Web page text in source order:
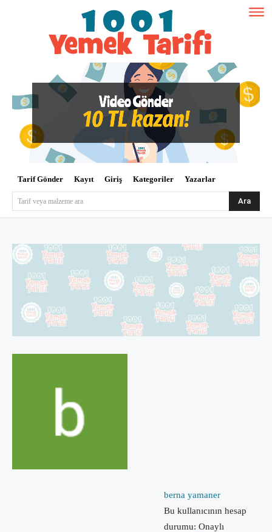
Tarif Gönder Kayıt Giriş Kategoriler Yazarlar
Tarif veya malzeme ara Ara
berna yamaner
Bu kullanıcının hesap
durumu: Onaylı